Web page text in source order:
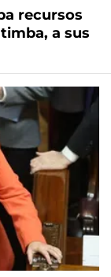
recursos
a sus